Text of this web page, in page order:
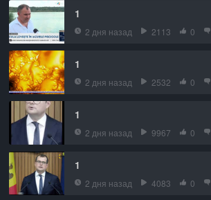
1
2 дня назад 2113 0
1
2 дня назад 2532 0
1
2 дня назад 9967 0
1
2 дня назад 4083 0